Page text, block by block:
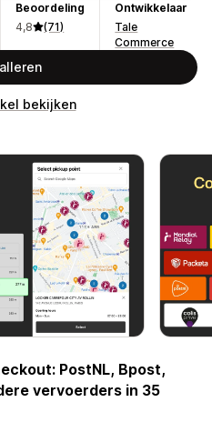
Beoordeling
4,8
(71)
Ontwikkelaar
Tale
Commerce
bekijken
PostNL, Bpost,
vervoerders in 35